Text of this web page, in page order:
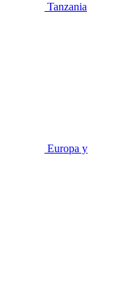
Tanzania
Europa y